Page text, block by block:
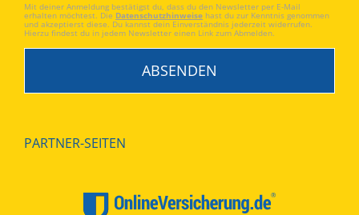
Mit deiner Anmeldung bestätigst du, dass du den Newsletter per E-Mail
erhalten möchtest. Die Datenschutzhinweise hast du zur Kenntnis genommen
und akzeptierst diese. Du kannst dein Einverständnis jederzeit widerrufen.
Hierzu findest du in jedem Newsletter einen Link zum Abmelden.
PARTNER-SEITEN